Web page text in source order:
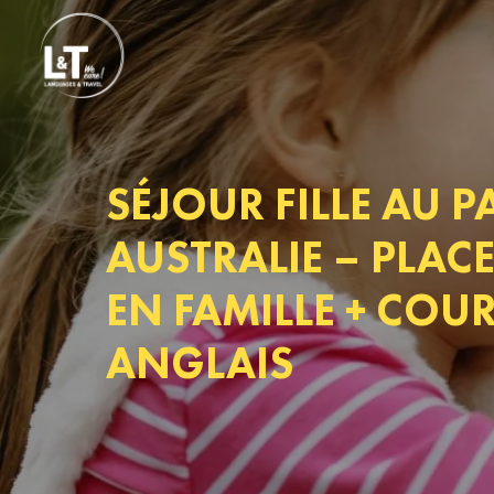
SÉJOUR FILLE AU
AUSTRALIE –
EN FAMILLE +
ANGLAIS